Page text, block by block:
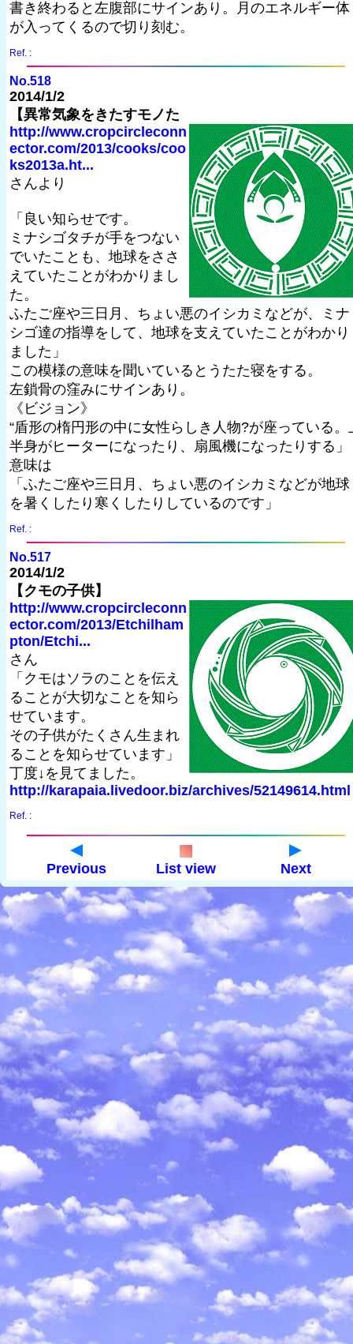
書き終わると左腹部にサインあり。月のエネルギー体
が入ってくるので切り刻む。
Ref. :
No.518
2014/1/2
【異常気象をきたすモノた
http://www.cropcircleconn
ector.com/2013/cooks/coo
ks2013a.ht...
さんより
「良い知らせです。
ミナシゴタチが手をつない
でいたことも、地球をささ
えていたことがわかりまし
た。
ふたご座や三日月、ちょい悪のイシカミなどが、ミナ
シゴ達の指導をして、地球を支えていたことがわかり
ました」
この模様の意味を聞いているとうたた寝をする。
左鎖骨の窪みにサインあり。
《ビジョン》
“盾形の楕円形の中に女性らしき人物?が座っている。
半身がヒーターになったり、扇風機になったりする」
意味は
「ふたご座や三日月、ちょい悪のイシカミなどが地球
を暑くしたり寒くしたりしているのです」
Ref. :
No.517
2014/1/2
【クモの子供】
http://www.cropcircleconn
ector.com/2013/Etchilham
pton/Etchi...
さん
「クモはソラのことを伝え
ることが大切なことを知ら
せています。
その子供がたくさん生まれ
ることを知らせています」
丁度↓を見てました。
http://karapaia.livedoor.biz/archives/52149614.html
Ref. :
Previous List view Next